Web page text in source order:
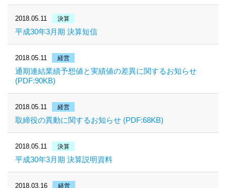
2018.05.11 決算
平成30年3月期 決算短信
2018.05.11 経営
通期連結業績予想値と実績値の差異に関するお知らせ
(PDF:90KB)
2018.05.11 経営
取締役の異動に関するお知らせ (PDF:68KB)
2018.05.11 決算
平成30年3月期 決算説明資料
2018.03.16 経営